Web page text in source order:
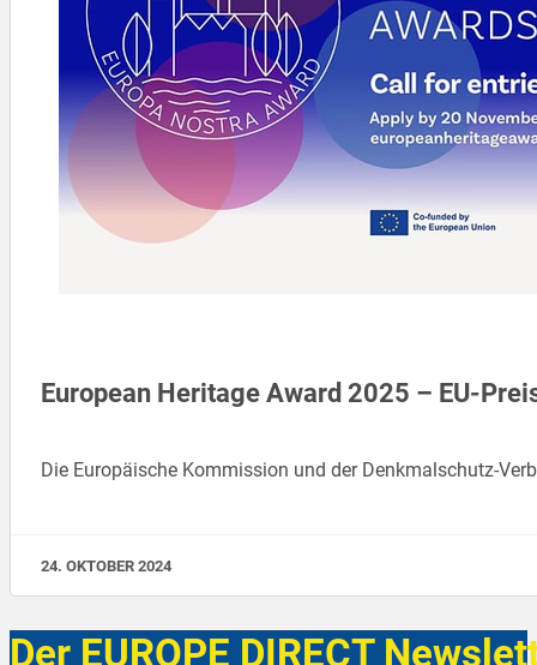
European Heritage Award 2025 – EU-
Die Europäische Kommission und der Denkmalschutz-
24. OKTOBER 2024
Der EUROPE DIRECT